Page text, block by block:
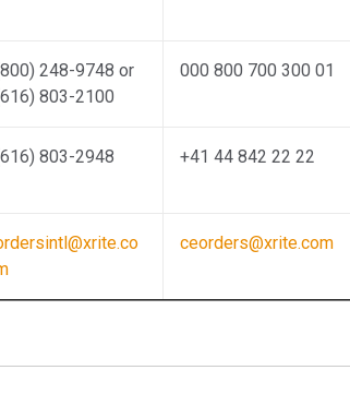
248-9748 or
803-2100
000 800 700 300 01
803-2948 +41 44 842 22 22
ceorders@xrite.com